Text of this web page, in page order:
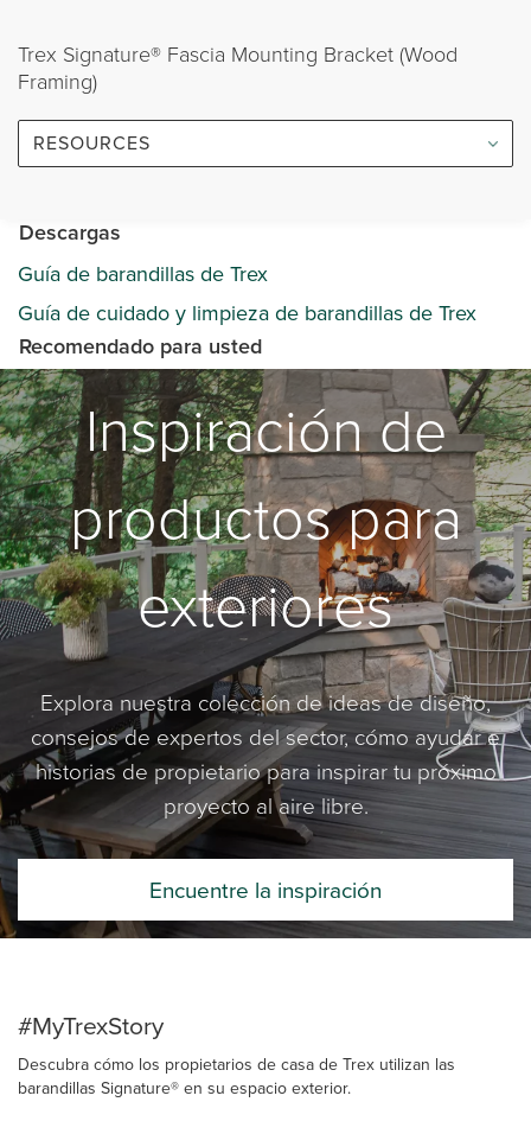
Trex Signature® Fascia Mounting Bracket (Wood
Framing)
RESOURCES
Descargas
Guía de barandillas de Trex
Guía de cuidado y limpieza de barandillas de Trex
Recomendado para usted
Inspiración de
productos para
exteriores
Explora nuestra colección de ideas de diseño,
consejos de expertos del sector, cómo ayudar e
historias de propietario para inspirar tu próximo
proyecto al aire libre.
Encuentre la inspiración
#MyTrexStory
Descubra cómo los propietarios de casa de Trex utilizan las
barandillas Signature® en su espacio exterior.